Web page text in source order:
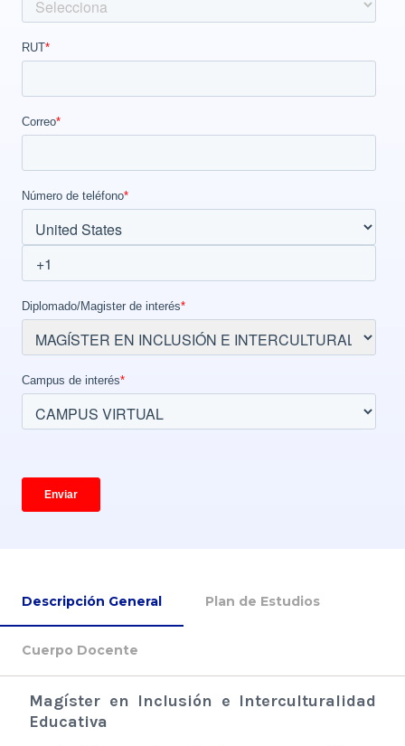
Descripción General Plan de Estudios
Cuerpo Docente
Magíster en Inclusión e Interculturalidad
Educativa